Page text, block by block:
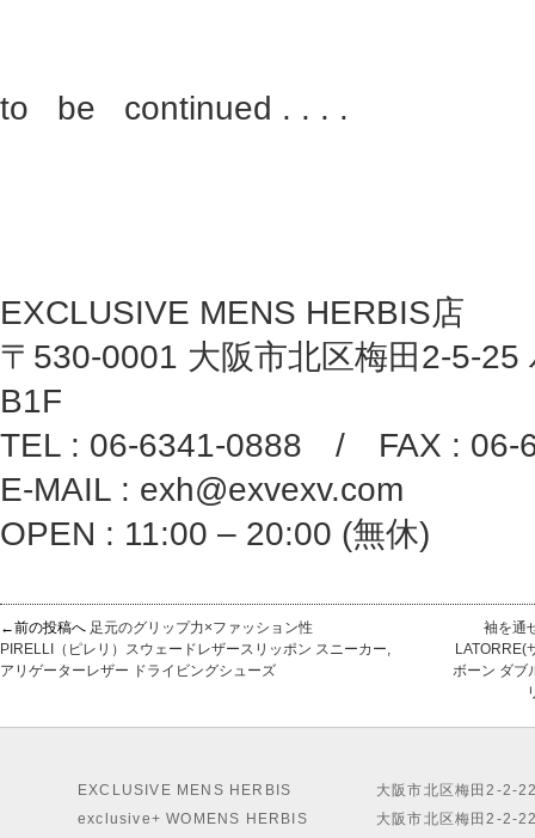
to be continued . . . .
EXCLUSIVE MENS HERBIS店
〒530-0001 大阪市北区梅田2-5-25
B1F
TEL : 06-6341-0888 / FAX : 06-
E-MAIL : exh@exvexv.com
OPEN : 11:00 – 20:00 (無休)
←前の投稿へ 足元のグリップ力×ファッション性
PIRELLI（ピレリ）スウェードレザースリッポン スニーカー,
アリゲーターレザー ドライビングシューズ
袖を通
ボーン ダブ
EXCLUSIVE MENS HERBIS
exclusive+ WOMENS HERBIS
大阪市北区梅田2-2-
大阪市北区梅田2-2-